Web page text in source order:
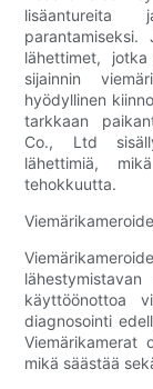
lisäantureita
parantamiseksi.
lähettimet,
sijainnin
hyödyllinen
tarkkaan
Co., Ltd
lähettimiä,
tehokkuutta.
käyttöönottoa
diagnosointi
Viemärikamerat
mikä säästää